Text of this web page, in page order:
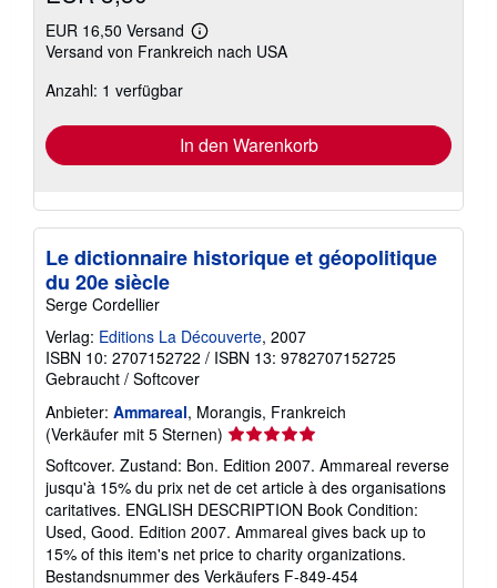
EUR 16,50 Versand
Weitere
Informationen
Versand von Frankreich nach USA
Anzahl: 1 verfügbar
In den Warenkorb
Le dictionnaire historique et géopolitique
du 20e siècle
Serge Cordellier
Verlag: Editions La Découverte, 2007
ISBN 10: 2707152722 / ISBN 13: 9782707152725
Gebraucht / Softcover
Anbieter: Ammareal, Morangis, Frankreich
(Verkäufer mit 5 Sternen) Verkäuferbewertung
5
von
5
Sternen
Softcover. Zustand: Bon. Edition 2007. Ammareal reverse
jusqu'à 15% du prix net de cet article à des organisations
caritatives. ENGLISH DESCRIPTION Book Condition:
Used, Good. Edition 2007. Ammareal gives back up to
15% of this item's net price to charity organizations.
Bestandsnummer des Verkäufers F-849-454